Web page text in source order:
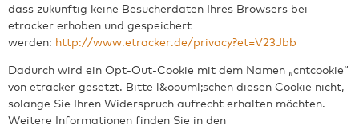
dass zukünftig keine Besucherdaten Ihres Browsers bei
etracker erhoben und gespeichert
werden: http://www.etracker.de/privacy?et=V23Jbb
Dadurch wird ein Opt-Out-Cookie mit dem Namen „cntcookie“
von etracker gesetzt. Bitte l&oouml;schen diesen Cookie nicht,
solange Sie Ihren Widerspruch aufrecht erhalten möchten.
Weitere Informationen finden Sie in den